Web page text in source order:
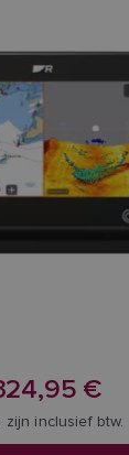
€
zijn inclusief btw.